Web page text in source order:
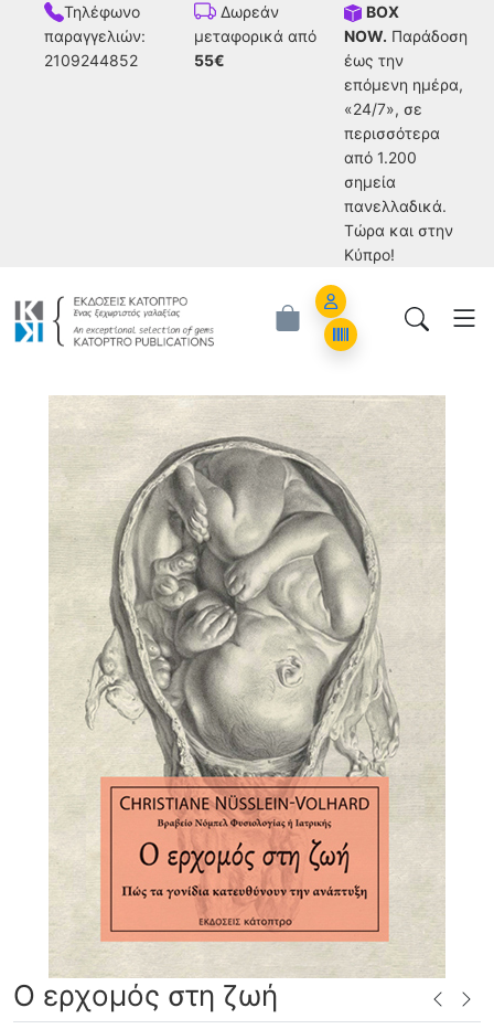
Τηλέφωνο
παραγγελιών:
2109244852
Δωρεάν
μεταφορικά από
55€
BOX
NOW. Παράδοση
έως την
επόμενη ημέρα,
«24/7», σε
περισσότερα
από 1.200
σημεία
πανελλαδικά.
Tώρα και στην
Κύπρο!
Account
Orders
Ο ερχομός στη ζωή